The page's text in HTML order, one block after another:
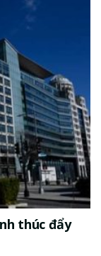
thúc đẩy